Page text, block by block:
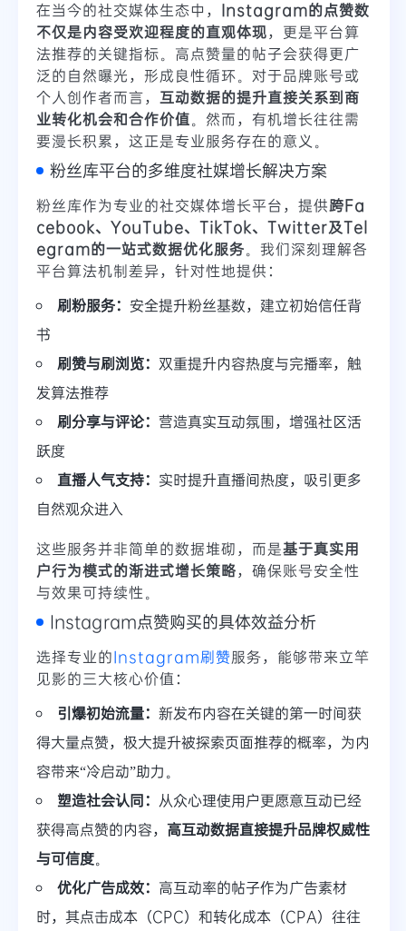
在当今的社交媒体生态中， Instagram的点赞数
不仅是内容受欢迎程度的直观体现，更是平台算
法推荐的关键指标。高点赞量的帖子会获得更广
泛的自然曝光，形成良性循环。对于品牌账号或
个人创作者而言， 互动数据的提升直接关系到商
业转化机会和合作价值。然而，有机增长往往需
要漫长积累，这正是专业服务存在的意义。
粉丝库平台的多维度社媒增长解决方案
粉丝库作为专业的社交媒体增长平台，提供跨Fa
cebook、YouTube、TikTok、Twitter及Tel
egram的一站式数据优化服务。我们深刻理解各
平台算法机制差异，针对性地提供：
刷粉服务： 安全提升粉丝基数，建立初始信任背
书
刷赞与刷浏览： 双重提升内容热度与完播率，触
发算法推荐
刷分享与评论： 营造真实互动氛围，增强社区活
跃度
直播人气支持： 实时提升直播间热度，吸引更多
自然观众进入
这些服务并非简单的数据堆砌，而是基于真实用
户行为模式的渐进式增长策略，确保账号安全性
与效果可持续性。
Instagram点赞购买的具体效益分析
选择专业的Instagram刷赞服务，能够带来立竿
见影的三大核心价值：
引爆初始流量： 新发布内容在关键的第一时间获
得大量点赞，极大提升被探索页面推荐的概率，为内
容带来“冷启动”助力。
塑造社会认同： 从众心理使用户更愿意互动已经
获得高点赞的内容， 高互动数据直接提升品牌权威性
与可信度。
优化广告成效： 高互动率的帖子作为广告素材
时，其点击成本（CPC）和转化成本（CPA）往往